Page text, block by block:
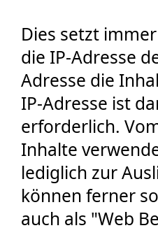
Dies setzt
die IP-Adresse
Adresse die
IP-Adresse ist
erforderlich.
Inhalte
lediglich zur
können ferner
auch als "Web